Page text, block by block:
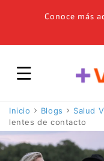
directamenteConoce más
Inicio Blogs Salud
lentes de contacto